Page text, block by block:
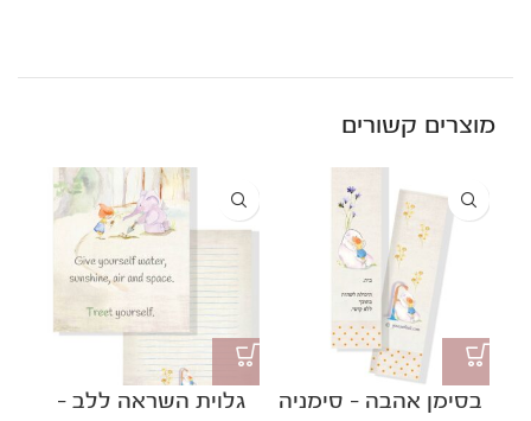
מוצרים קשורים
בסימן אהבה – סימניה
גלוית השראה ללב –